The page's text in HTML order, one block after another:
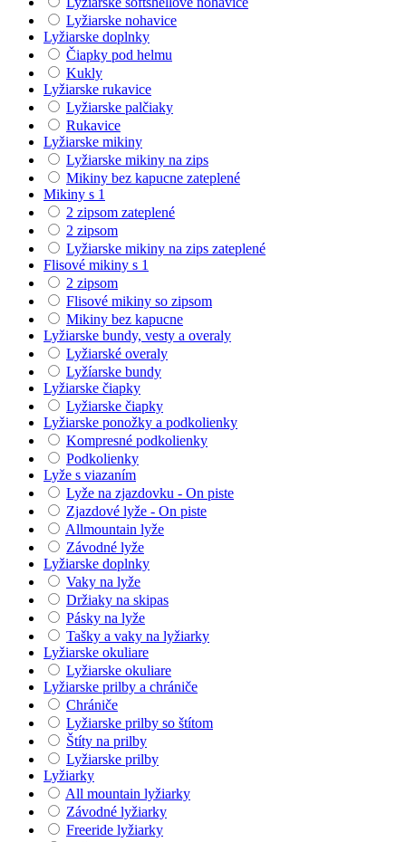
Lyžiarske nohavice
Lyžiarske doplnky
Čiapky pod helmu
Kukly
Lyžiarske rukavice
Lyžiarske palčiaky
Rukavice
Lyžiarske mikiny
Lyžiarske mikiny na zips
Mikiny bez kapucne zateplené
Mikiny s 1
2 zipsom zateplené
2 zipsom
Lyžiarske mikiny na zips zateplené
Flisové mikiny s 1
2 zipsom
Flisové mikiny so zipsom
Mikiny bez kapucne
Lyžiarske bundy, vesty a overaly
Lyžiarské overaly
Lyžíarske bundy
Lyžiarske čiapky
Lyžiarske čiapky
Lyžiarske ponožky a podkolienky
Kompresné podkolienky
Podkolienky
Lyže s viazaním
Lyže na zjazdovku - On piste
Zjazdové lyže - On piste
Allmountain lyže
Závodné lyže
Lyžiarske doplnky
Vaky na lyže
Držiaky na skipas
Pásky na lyže
Tašky a vaky na lyžiarky
Lyžiarske okuliare
Lyžiarske okuliare
Lyžiarske prilby a chrániče
Chrániče
Lyžiarske prilby so štítom
Štíty na prilby
Lyžiarske prilby
Lyžiarky
All mountain lyžiarky
Závodné lyžiarky
Freeride lyžiarky